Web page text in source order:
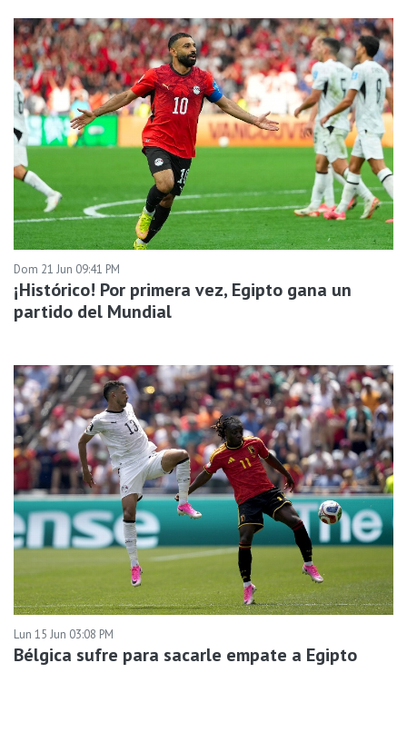
Dom 21 Jun 09:41 PM
¡Histórico! Por primera vez, Egipto gana un
partido del Mundial
Lun 15 Jun 03:08 PM
Bélgica sufre para sacarle empate a Egipto